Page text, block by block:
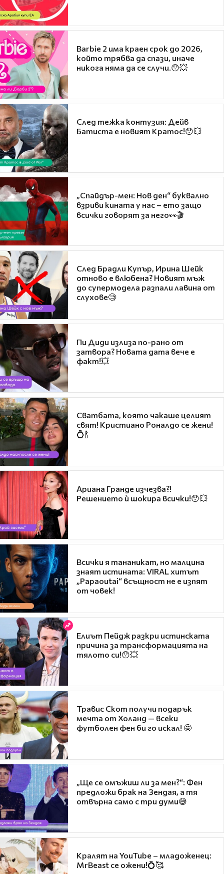
Barbie 2 има краен срок до 2026,
който трябва да спази, иначе
никога няма да се случи.😯💥
След тежка контузия: Дейв
Батиста е новият Кратос!😯💥
„Спайдър-мен: Нов ден“ буквално
взриви кината у нас – ето защо
всички говорят за него👀🎬
След Брадли Купър, Ирина Шейк
отново е влюбена? Новият мъж
до супермодела разпали лавина от
слухове🧐
Пи Диди излиза по-рано от
затвора? Новата дата вече е
факт!💥
Сватбата, която чакаше целият
свят! Кристиано Роналдо се жени!
💍🍾
Ариана Гранде изчезва?!
Решението ѝ шокира всички!😯💥
Всички я тананикат, но малцина
знаят истината: VIRAL хитът
„Papaoutai“ всъщност не е изпят
от човек!
Елиът Пейдж разкри истинската
причина за трансформацията на
тялото си!😯💥
Травис Скот получи подарък
мечта от Холанд — всеки
футболен фен би го искал! 🤩
„Ще се омъжиш ли за мен?“: Фен
предложи брак на Зендая, а тя
отвърна само с три думи😅
Кралят на YouTube – младоженец:
MrBeast се ожени!💍🥰